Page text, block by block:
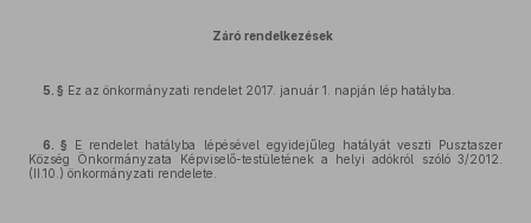
Záró rendelkezések
5. § Ez az önkormányzati rendelet 2017. január 1. napján lép hatályba.
6. § E rendelet hatályba lépésével egyidejűleg hatályát veszti Pusztaszer
Község Önkormányzata Képviselő-testületének a helyi adókról szóló 3/2012.
(II.10.) önkormányzati rendelete.